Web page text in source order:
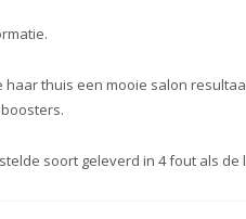
thuis een mooie salon
soort geleverd in 4 fout als de